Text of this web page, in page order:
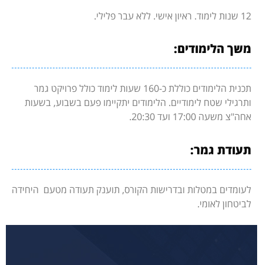
12 שנות לימוד. ראיון אישי. ללא עבר פלילי.
משך הלימודים:
תכנית הלימודים כוללת כ-160 שעות לימוד כולל פרויקט גמר
ותרגילי שטח לימודיים. הלימודים יתקיימו פעם בשבוע, בשעות
אחה"צ משעה 17:00 ועד 20:30.
תעודת גמר:
לעומדים במטלות ובדרישות הקורס, תוענק תעודה מטעם היחידה
לביטחון לאומי.